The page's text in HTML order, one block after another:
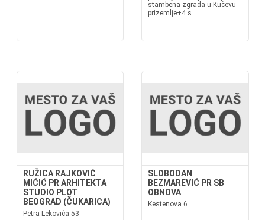
stambena zgrada u Kučevu -
prizemlje+4 s...
RUŽICA RAJKOVIĆ
MIĆIĆ PR ARHITEKTA
STUDIO PLOT
BEOGRAD (ČUKARICA)
Petra Lekovića 53
SLOBODAN
BEZMAREVIĆ PR SB
OBNOVA
Kestenova 6